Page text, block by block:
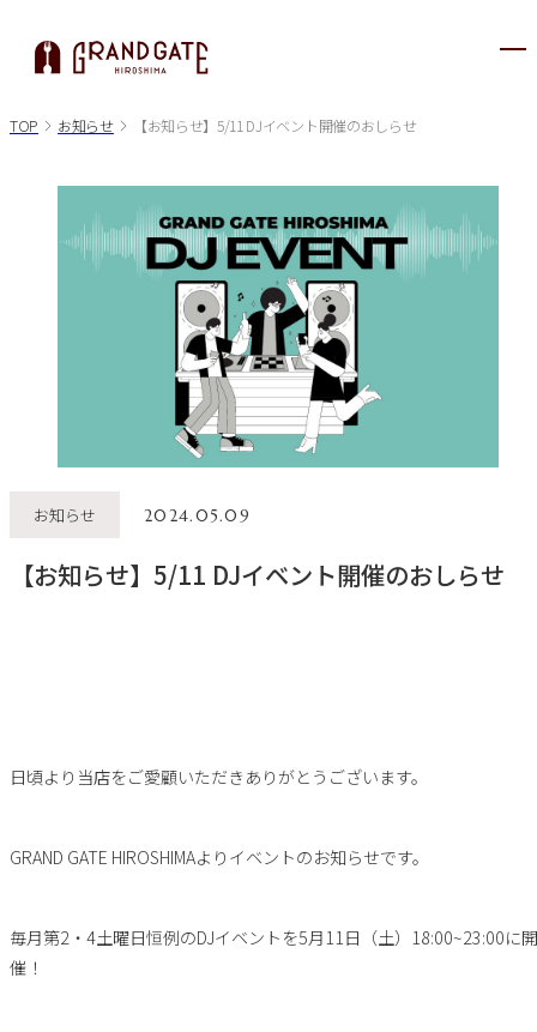
TOP お知らせ 【お知らせ】5/11 DJイベント開催のおしらせ
お知らせ 2024.05.09
【お知らせ】5/11 DJイベント開催のおしらせ
日頃より当店をご愛顧いただきありがとうございます。
GRAND GATE HIROSHIMAよりイベントのお知らせです。
毎月第2・4土曜日恒例のDJイベントを5月11日（土）18:00~23:00に開
催！